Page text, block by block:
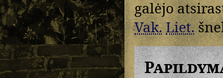
galėjo
Vak.Liet.